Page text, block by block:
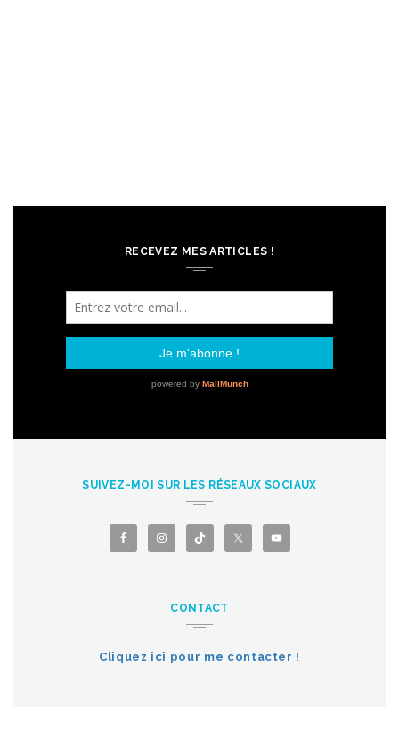
RECEVEZ MES ARTICLES !
SUIVEZ-MOI SUR LES RÉSEAUX SOCIAUX
CONTACT
Cliquez ici pour me contacter !